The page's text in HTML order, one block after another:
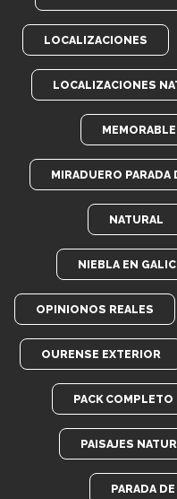
LOCALIZACIONES
LOCALIZACIONES
MEMORABLE
MIRADUERO PARADA
NATURAL
NIEBLA EN
OPINIONOS REALES
OURENSE EXTERIOR
PACK COMPLETO
PAISAJES
PARADA